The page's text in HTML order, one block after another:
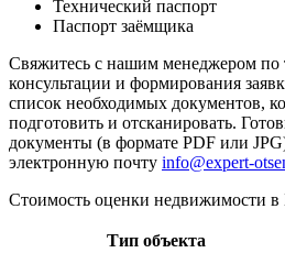
Технический паспорт
Паспорт заёмщика
Свяжитесь с нашим менеджером по
консультации и формирования
список необходимых документов,
подготовить и отсканировать.
документы (в формате PDF или
электронную почту info@expert-
Стоимость оценки недвижимости
Тип объекта